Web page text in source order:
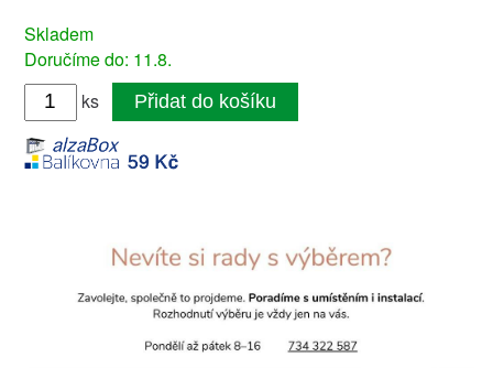
Skladem
Doručíme do: 11.8.
ks
Přidat do košíku